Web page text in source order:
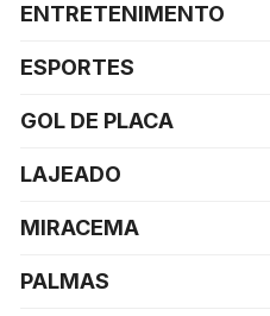
ENTRETENIMENTO
ESPORTES
GOL DE PLACA
LAJEADO
MIRACEMA
PALMAS